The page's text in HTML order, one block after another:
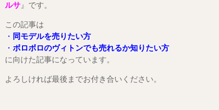
ルサ 』です。
この記事は
・ 同モデルを売りたい方
・ ボロボロのヴィトンでも売れるか知りたい方
に向けた記事になっています。
よろしければ最後までお付き合いください。